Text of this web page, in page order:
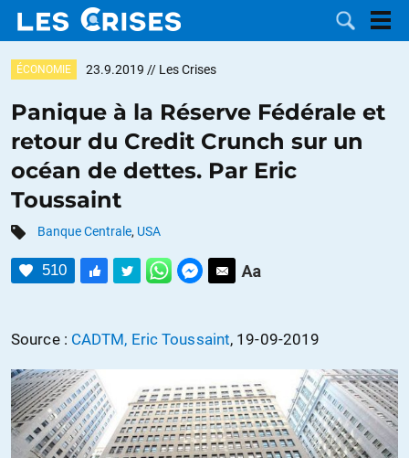
DOSSIERS
CATÉGORIES
CONTACTER
FAIRE UN
DON
ÉCONOMIE 23.9.2019 // Les Crises
Panique à la Réserve Fédérale et
retour du Credit Crunch sur un
océan de dettes. Par Eric
Toussaint
Banque Centrale, USA
510
Source : CADTM, Eric Toussaint, 19-09-2019